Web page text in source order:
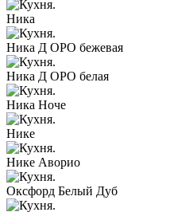
Ника
Ника Д ОРО бежевая
Ника Д ОРО белая
Ника Ноче
Нике
Нике Аворио
Оксфорд Белый Дуб